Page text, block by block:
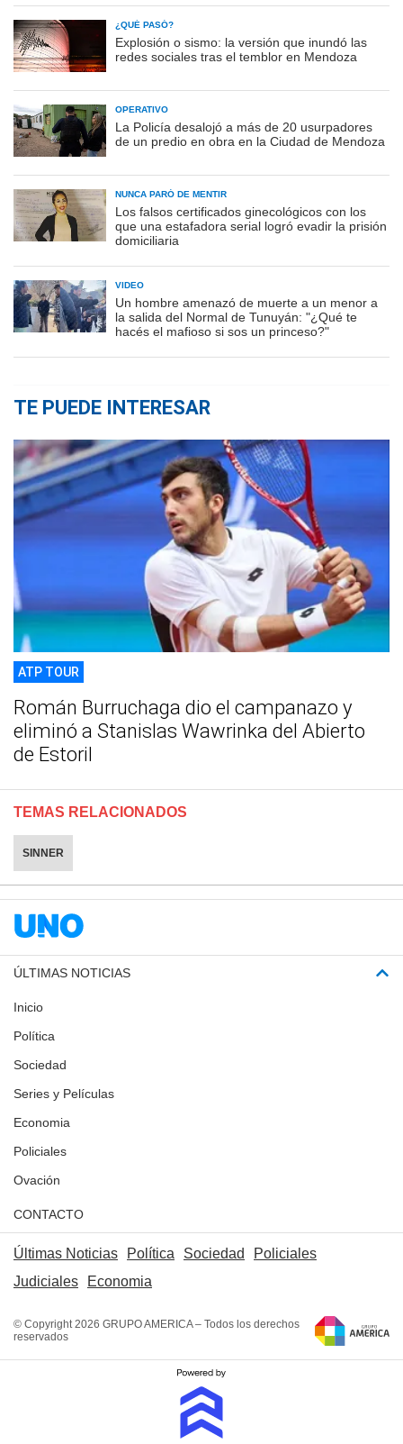
¿QUÉ PASÓ?
Explosión o sismo: la versión que inundó las
redes sociales tras el temblor en Mendoza
OPERATIVO
La Policía desalojó a más de 20 usurpadores
de un predio en obra en la Ciudad de Mendoza
NUNCA PARÓ DE MENTIR
Los falsos certificados ginecológicos con los
que una estafadora serial logró evadir la prisión
domiciliaria
VIDEO
Un hombre amenazó de muerte a un menor a
la salida del Normal de Tunuyán: "¿Qué te
hacés el mafioso si sos un princeso?"
TE PUEDE INTERESAR
ATP TOUR
Román Burruchaga dio el campanazo y
eliminó a Stanislas Wawrinka del Abierto
de Estoril
TEMAS RELACIONADOS
SINNER
ÚLTIMAS NOTICIAS
Inicio
Política
Sociedad
Series y Películas
Economia
Policiales
Ovación
CONTACTO
Últimas Noticias Política Sociedad
Policiales
Judiciales
Economia
© Copyright 2026 GRUPO AMERICA – Todos los derechos
reservados